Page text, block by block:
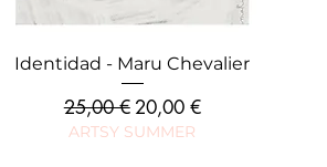
Aperçu rapide
Identidad - Maru Chevalier
Prix original
25,00 € Prix promotionnel
20,00 €
ARTSY SUMMER